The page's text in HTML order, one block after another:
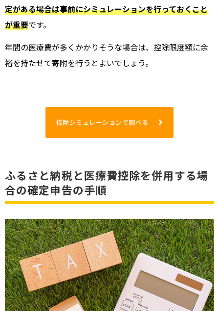
定がある場合は事前にシミュレーションを行っておくこと
が重要です。
年間の医療費が多くかかりそうな場合は、控除限度額に余
裕を持たせて寄附を行うとよいでしょう。
控除シミュレーションで調べる
ふるさと納税と医療費控除を併用する場
合の確定申告の手順